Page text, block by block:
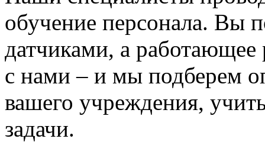
обучение персонала. Вы
датчиками, а
с нами – и мы подберем
вашего учреждения,
задачи.